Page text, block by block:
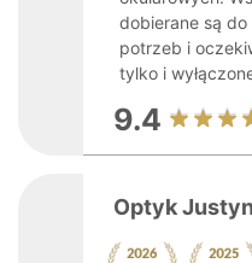
dobierane są
potrzeb i
tylko i
9.4
Optyk